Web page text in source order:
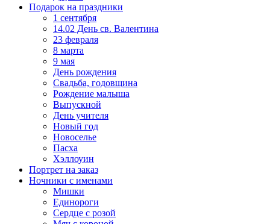
Подарок на праздники
1 сентября
14.02 День св. Валентина
23 февраля
8 марта
9 мая
День рождения
Свадьба, годовщина
Рождение малыша
Выпускной
День учителя
Новый год
Новоселье
Пасха
Хэллоуин
Портрет на заказ
Ночники с именами
Мишки
Единороги
Сердце с розой